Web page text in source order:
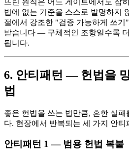
법에 없는 기준을 스스로 발명하지
절에서 강조한 "검증 가능하게 쓰
받습니다 — 구체적인 조항일수록
됩니다.
6. 안티패턴 — 헌법을
법
좋은 헌법을 쓰는 법만큼, 흔한 실패
다. 현장에서 반복되는 세 가지 안티
안티패턴 1 — 범용 헌법 복붙